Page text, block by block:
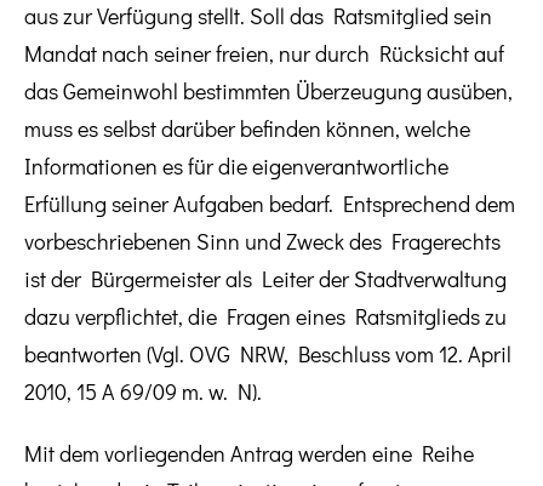
aus zur Verfügung stellt. Soll das Ratsmitglied sein
Mandat nach seiner freien, nur durch Rücksicht auf
das Gemeinwohl bestimmten Überzeugung ausüben,
muss es selbst darüber befinden können, welche
Informationen es für die eigenverantwortliche
Erfüllung seiner Aufgaben bedarf. Entsprechend dem
vorbeschriebenen Sinn und Zweck des Fragerechts
ist der Bürgermeister als Leiter der Stadtverwaltung
dazu verpflichtet, die Fragen eines Ratsmitglieds zu
beantworten (Vgl. OVG NRW, Beschluss vom 12. April
2010, 15 A 69/09 m. w. N).
Mit dem vorliegenden Antrag werden eine Reihe